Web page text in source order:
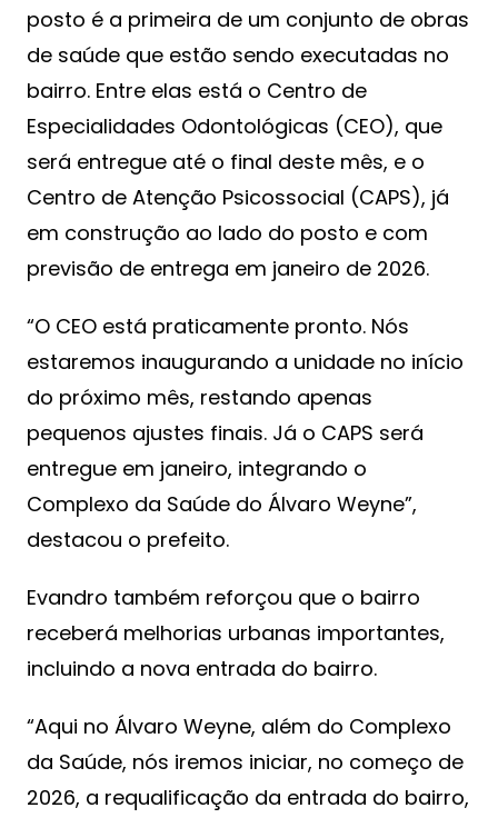
posto é a primeira de um conjunto de obras
de saúde que estão sendo executadas no
bairro. Entre elas está o Centro de
Especialidades Odontológicas (CEO), que
será entregue até o final deste mês, e o
Centro de Atenção Psicossocial (CAPS), já
em construção ao lado do posto e com
previsão de entrega em janeiro de 2026.
“O CEO está praticamente pronto. Nós
estaremos inaugurando a unidade no início
do próximo mês, restando apenas
pequenos ajustes finais. Já o CAPS será
entregue em janeiro, integrando o
Complexo da Saúde do Álvaro Weyne”,
destacou o prefeito.
Evandro também reforçou que o bairro
receberá melhorias urbanas importantes,
incluindo a nova entrada do bairro.
“Aqui no Álvaro Weyne, além do Complexo
da Saúde, nós iremos iniciar, no começo de
2026, a requalificação da entrada do bairro,